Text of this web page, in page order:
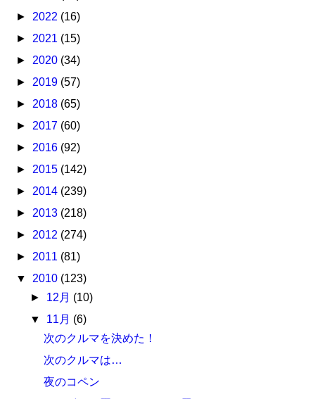
► 2022 (16)
► 2021 (15)
► 2020 (34)
► 2019 (57)
► 2018 (65)
► 2017 (60)
► 2016 (92)
► 2015 (142)
► 2014 (239)
► 2013 (218)
► 2012 (274)
► 2011 (81)
▼ 2010 (123)
► 12月 (10)
▼ 11月 (6)
次のクルマを決めた！
次のクルマは…
夜のコペン